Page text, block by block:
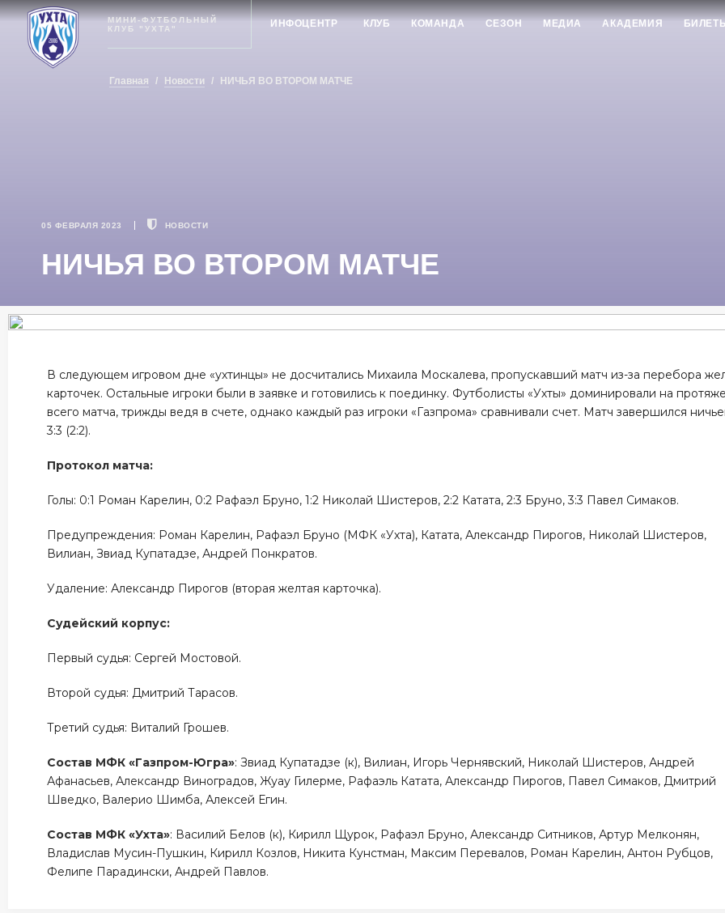
Ухта
МИНИ-ФУТБОЛЬНЫЙ
КЛУБ "УХТА"
ИНФОЦЕНТР КЛУБ КОМАНДА СЕЗОН МЕДИА АКАДЕМИЯ
Главная / Новости / НИЧЬЯ ВО ВТОРОМ МАТЧЕ
05 ФЕВРАЛЯ 2023 НОВОСТИ
НИЧЬЯ ВО ВТОРОМ МАТЧЕ
В следующем игровом дне «ухтинцы» не досчитались Михаила Москалева, пропускавший матч из-за перебора
карточек. Остальные игроки были в заявке и готовились к поединку. Футболисты «Ухты» доминировали на
всего матча, трижды ведя в счете, однако каждый раз игроки «Газпрома» сравнивали счет. Матч завершился
3:3 (2:2).
Протокол матча:
Голы: 0:1 Роман Карелин, 0:2 Рафаэл Бруно, 1:2 Николай Шистеров, 2:2 Катата, 2:3 Бруно, 3:3 Павел Симаков.
Предупреждения: Роман Карелин, Рафаэл Бруно (МФК «Ухта), Катата, Александр Пирогов, Николай Шистеров,
Вилиан, Звиад Купатадзе, Андрей Понкратов.
Удаление: Александр Пирогов (вторая желтая карточка).
Судейский корпус:
Первый судья: Сергей Мостовой.
Второй судья: Дмитрий Тарасов.
Третий судья: Виталий Грошев.
Состав МФК «Газпром-Югра»: Звиад Купатадзе (к), Вилиан, Игорь Чернявский, Николай Шистеров, Андрей
Афанасьев, Александр Виноградов, Жуау Гилерме, Рафаэль Катата, Александр Пирогов, Павел Симаков, Дмитрий
Шведко, Валерио Шимба, Алексей Егин.
Состав МФК «Ухта»: Василий Белов (к), Кирилл Щурок, Рафаэл Бруно, Александр Ситников, Артур Мелконян,
Владислав Мусин-Пушкин, Кирилл Козлов, Никита Кунстман, Максим Перевалов, Роман Карелин, Антон Рубцов,
Фелипе Парадински, Андрей Павлов.